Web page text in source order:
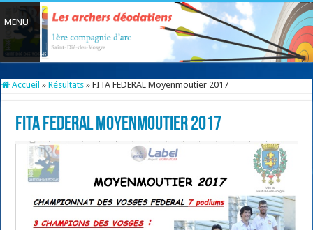
Accueil » Résultats » FITA FEDERAL Moyenmoutier 2017
FITA FEDERAL Moyenmoutier 2017